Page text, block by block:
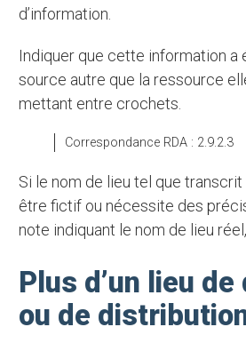
d’information.
Indiquer que cette information a été puisée d’une
source autre que la ressource
mettant entre crochets.
Correspondance RDA : 2.9.2.3
Si le nom de lieu tel que transcrit est connu pour
être fictif ou nécessite des
note indiquant le nom de lieu
Plus d’un lieu
ou de